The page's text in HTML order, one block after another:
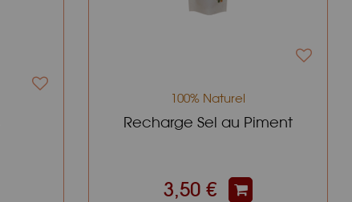
100% Naturel
Recharge Sel au Piment
3,50 €